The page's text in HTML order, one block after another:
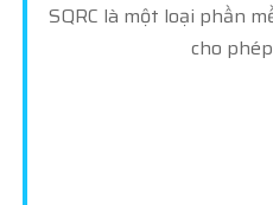
SQRC là một loại phần
cho